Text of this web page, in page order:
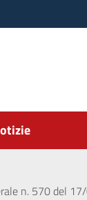
n. 570 del